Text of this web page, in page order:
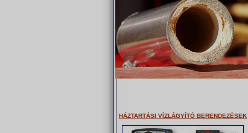
HÁZTARTÁSI VÍZLÁGYÍTÓ BERENDEZÉSEK